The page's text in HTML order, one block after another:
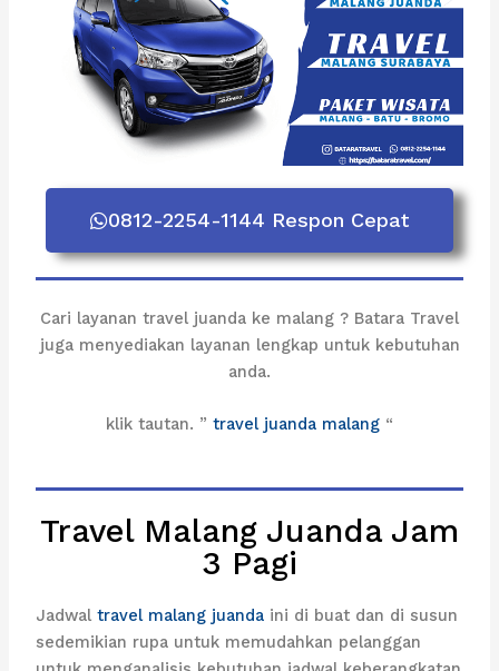
0812-2254-1144 Respon Cepat
Cari layanan travel juanda ke malang ? Batara Travel
juga menyediakan layanan lengkap untuk kebutuhan
anda.
klik tautan. ” travel juanda malang “
Travel Malang Juanda Jam
3 Pagi
Jadwaltravel malang juanda ini di buat dan di susun
sedemikian rupa untuk memudahkan pelanggan